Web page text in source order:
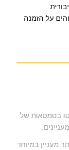
על הזמנה
בסמטאות של
מעניין במיוחד